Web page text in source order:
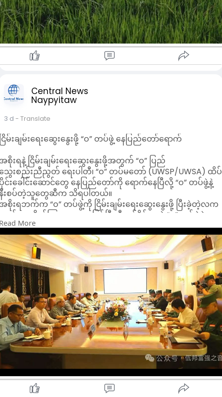
Central News
Naypyitaw
3 d - Translate
ြိမ်းချမ်းရေးဆွေးနွေးဖို့ “ဝ” တပ်ဖွဲ့ နေပြည်တော်ရောက်
စိုးရနဲ့ ငြိမ်းချမ်းရေးဆွေးနွေးဖို့အတွက် “ဝ” ပြည်
ေးစည်းညီညွတ် ရေးပါတီ၊ “ဝ” တပ်မတော် (UWSP/UWSA) ထိပ်
င်းခေါင်းဆောင်တွေ နေပြည်တော်ကို ရောက်နေပြီလို့ “ဝ” တပ်ဖွဲ့နဲ့
းစပ်တဲ့သူတွေဆီက သိရပါတယ်။
စိုးရဘက်က “ဝ” တပ်ဖွဲ့ကို ငြိမ်းချမ်းရေးဆွေးနွေးဖို့ ပြီးခဲ့တဲ့လက
ည်း က ဖိတ်ကြားထားတာဖြစ်ပြီး ဒီရက်ပိုင်းမှာပဲ “ဝ” တပ်ဖွဲ့နဲ့
လ်ချုပ်ရာပြည့် ဦးဆောင်တဲ့ အမျိုးသားစည်းလုံးညီညွတ်ရေးနှင့်
ြိမ်းချမ်းရေးဖော်ဆောင်မှု ညှိနှိုင်းရေးကော်မတီ (NSPNC) တာဝန်ရှိ
တွေ နေပြည်တော်မှာ တွေ့ဆုံမယ်လို့ သိရပါတယ်။
ဝ’ တပ်ဖွဲ့ ကိုယ်စားလှယ်တွေ နေပြည်တော် ရောက်နေပါပြီ။ အသေး
တ်တော့ ပြောလို့မရသေးပါဘူး” လို့ “ဝ” တပ်ဖွဲ့နဲ့ နီးစပ်သူ တ
ောက် က ပြောပါတယ်။
ယ်လိုအကြောင်းအရာတွေကို အဓိကထားဆွေးနွေးမယ်ဆိုတာကို
ည်း ပြောလို့မရသေးဘူးလို့ သူကဆိုပါတယ်။
မျိုးသားစည်းလုံးညီညွတ်ရေးနှင့် ငြိမ်းချမ်းရေးဖော်ဆောင်မှု
နှိုင်းရေး ကော်မတီ (NSPNC) တာဝန်ရှိသူတွေဟာ ပြီးခဲ့တဲ့
လိုင်လထဲမှာ NCA အပစ် ရပ်လက်မှတ် မထိုးရသေးတဲ့ TNLA
ပ်ဖွဲ့၊ SSPP/SSA တပ်ဖွဲ့၊ ရှမ်းနီအမျိုး သားများညီညွတ်ရေးအဖွဲ့
တွေအပြင် NCA မှာ လက်မှတ် ရေးထိုးထား တဲ့
င်းရင်းသားလက်နက်ကိုင်အဖွဲ့တွေနဲ့လည်း တွေ့ဆုံ ထားပါတယ်။
လိုတွေ့ဆုံရာမှာ တိုင်းရင်းသားလက်နက်ကိုင်အဖွဲ့အချို့က ပြည်နယ်
ရှိရေး၊ ကိုယ်ပိုင်အုပ်ချုပ်ခွင့်ရဒေသ သတ်မှတ်ပေးရေး စတဲ့အချက်
More